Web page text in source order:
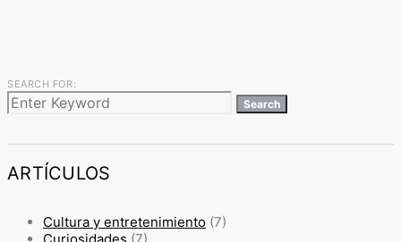
SEARCH FOR:
Search
ARTÍCULOS
Cultura y entretenimiento (7)